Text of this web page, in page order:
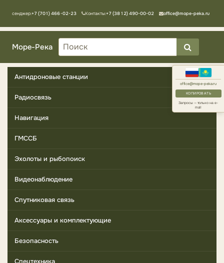
office@mope-peka.ru
КОПИРОВАТЬ
Запросы — только на e-
mail
Мессенджер:+7 (701) 466-02-23 Контакты:+7 (3812) 490-00-02 office@mope-peka.ru
Море-Река
Антидроновые станции
Радиосвязь
Навигация
ГМССБ
Эхолоты и рыбопоиск
Видеонаблюдение
Спутниковая связь
Аксессуары и комплектующие
Безопасность
Спецтехника